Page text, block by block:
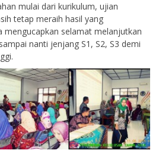
mulai dari kurikulum, ujian
tetap meraih hasil yang
mengucapkan selamat melanjutkan
nanti jenjang S1, S2, S3 demi